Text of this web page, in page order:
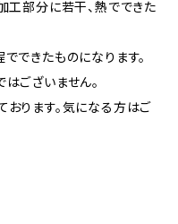
工部分に若干、熱でできた
できたものになります。
ございません。
ります。気になる方はご